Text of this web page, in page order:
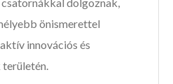
önismerettel
innovációs és
területén.